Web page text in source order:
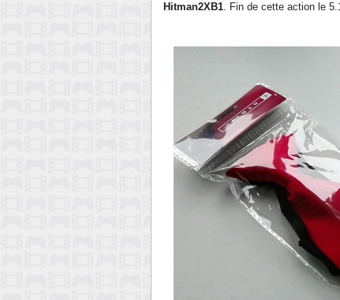
Hitman2XB1. Fin de cette action le